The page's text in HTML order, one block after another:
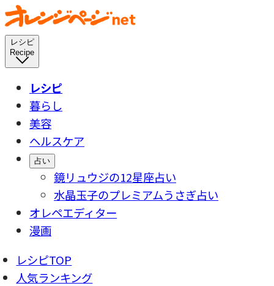
レシピ
Recipe
レシピ
暮らし
美容
ヘルスケア
占い
鏡リュウジの12星座占い
水晶玉子のプレミアムうさぎ占い
オレペエディター
漫画
レシピTOP
人気ランキング